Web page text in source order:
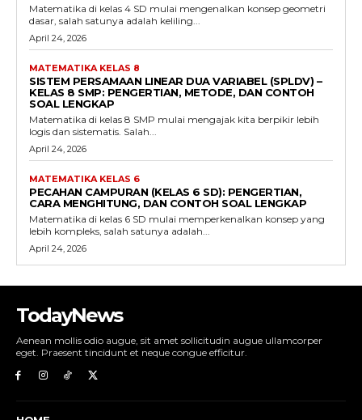
Matematika di kelas 4 SD mulai mengenalkan konsep geometri
dasar, salah satunya adalah keliling...
April 24, 2026
MATEMATIKA KELAS 8
SISTEM PERSAMAAN LINEAR DUA VARIABEL (SPLDV) –
KELAS 8 SMP: PENGERTIAN, METODE, DAN CONTOH
SOAL LENGKAP
Matematika di kelas 8 SMP mulai mengajak kita berpikir lebih
logis dan sistematis. Salah...
April 24, 2026
MATEMATIKA KELAS 6
PECAHAN CAMPURAN (KELAS 6 SD): PENGERTIAN,
CARA MENGHITUNG, DAN CONTOH SOAL LENGKAP
Matematika di kelas 6 SD mulai memperkenalkan konsep yang
lebih kompleks, salah satunya adalah...
April 24, 2026
TodayNews
Aenean mollis odio augue, sit amet sollicitudin augue ullamcorper
eget. Praesent tincidunt et neque congue efficitur.